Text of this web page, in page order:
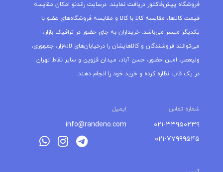
فروشگاه پیش‌فاکتور دریافت نمایند. درسایت راندنو امکان مقایسه
قیمت کالاها، مقایسه کالا با کالا و مقایسه فروشگاه‌های عضو با
یکدیگر میسر می‌باشد. خریداران به جای حضور در ترافیک بازار،
می‌توانند فروشندگان و کالاهایشان را درخیابان‌های لاله‌زار، جمهوری،
ولیعصر، امین حضور، حسن آباد، میدان قزوین و سایر نقاط تهران
در یک قاب نظاره کرده و خرید خود را انجام دهند.
شماره تماس ایمیل
۰۲۱-۳۳۹۵۰۲۳۹
۰۲۱-۷۷۹۹۹۵۴۵
info@randeno.com